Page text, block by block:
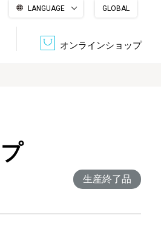
LANGUAGE
GLOBAL
オンラインショップ
ント・サービス）
生産終了品